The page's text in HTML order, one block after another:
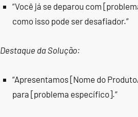
“Você já se deparou com
como isso pode ser desafiador.”
Destaque da Solução:
“Apresentamos [Nome do
para [problema específico].”